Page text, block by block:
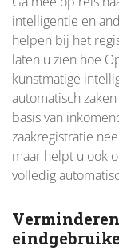
intelligentie en
helpen bij het
laten u zien hoe
kunstmatige
automatisch
basis van
zaakregistratie
maar helpt u ook
volledig